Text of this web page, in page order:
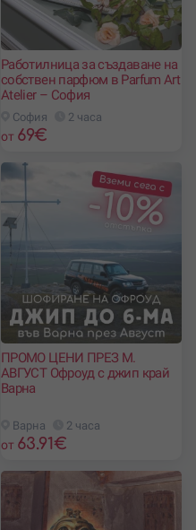
Работилница за създаване на
собствен парфюм в Parfum Art
Atelier – София
София 2 часа
от 69€
ПРОМО ЦЕНИ ПРЕЗ М.
АВГУСТ Офроуд с джип край
Варна
Варна 2 часа
от 63.91€